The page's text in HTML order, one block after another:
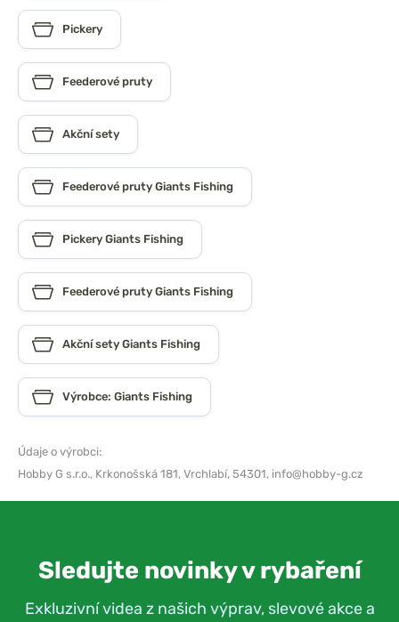
Pickery
Feederové pruty
Akční sety
Feederové pruty Giants Fishing
Pickery Giants Fishing
Feederové pruty Giants Fishing
Akční sety Giants Fishing
Výrobce: Giants Fishing
Údaje o výrobci:
Hobby G s.r.o., Krkonošská 181, Vrchlabí, 54301, info@hobby-g.cz
Sledujte novinky v rybaření
Exkluzivní videa z našich výprav, slevové akce a